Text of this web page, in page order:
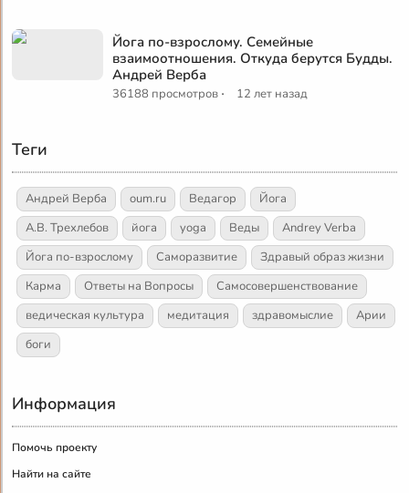
Йога по-взрослому. Семейные
взаимоотношения. Откуда берутся Будды.
Андрей Верба
36188 просмотров · 12 лет назад
Теги
Андрей Верба oum.ru Ведагор
Йога
А.В. Трехлебов
йога yoga Веды
Andrey Verba
Йога по-взрослому
Саморазвитие
Здравый образ жизни
Карма
Ответы на Вопросы
Самосовершенствование
ведическая культура
медитация здравомыслие
Арии
боги
Информация
Помочь проекту
Найти на сайте